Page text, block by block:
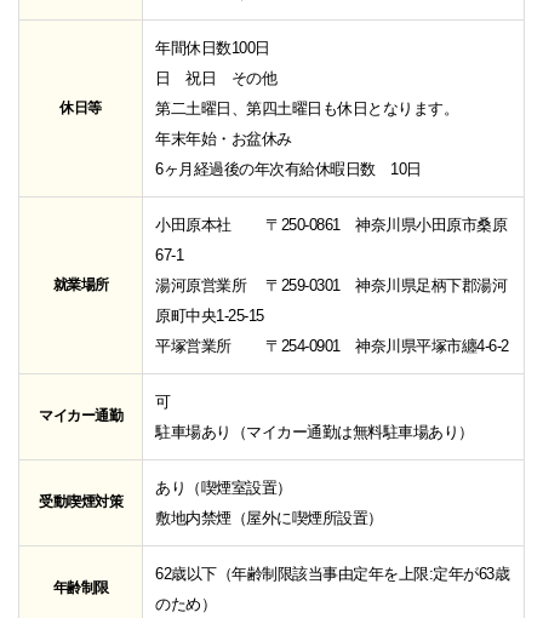
休日等
年間休日数100日
日 祝日 その他
第二土曜日、第四土曜日も休日となります。
年末年始・お盆休み
6ヶ月経過後の年次有給休暇日数 10日
就業場所
小田原本社 〒250-0861 神奈川県小田原市桑原
67-1
湯河原営業所 〒259-0301 神奈川県足柄下郡湯河
原町中央1-25-15
平塚営業所 〒254-0901 神奈川県平塚市纏4-6-2
マイカー通勤
可
駐車場あり（マイカー通勤は無料駐車場あり）
受動喫煙対策
あり（喫煙室設置）
敷地内禁煙（屋外に喫煙所設置）
年齢制限
62歳以下（年齢制限該当事由定年を上限:定年が63歳
のため）